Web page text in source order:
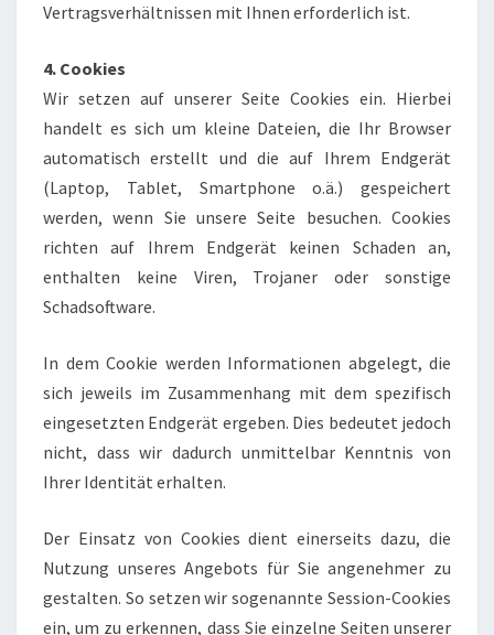
Vertragsverhältnissen mit Ihnen erforderlich ist.
4. Cookies
Wir setzen auf unserer Seite Cookies ein. Hierbei
handelt es sich um kleine Dateien, die Ihr Browser
automatisch erstellt und die auf Ihrem Endgerät
(Laptop, Tablet, Smartphone o.ä.) gespeichert
werden, wenn Sie unsere Seite besuchen. Cookies
richten auf Ihrem Endgerät keinen Schaden an,
enthalten keine Viren, Trojaner oder sonstige
Schadsoftware.
In dem Cookie werden Informationen abgelegt, die
sich jeweils im Zusammenhang mit dem spezifisch
eingesetzten Endgerät ergeben. Dies bedeutet jedoch
nicht, dass wir dadurch unmittelbar Kenntnis von
Ihrer Identität erhalten.
Der Einsatz von Cookies dient einerseits dazu, die
Nutzung unseres Angebots für Sie angenehmer zu
gestalten. So setzen wir sogenannte Session-Cookies
ein, um zu erkennen, dass Sie einzelne Seiten unserer